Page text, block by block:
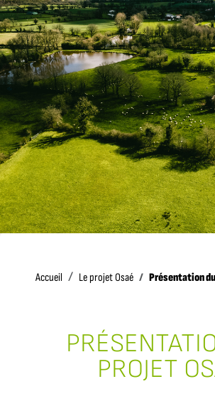
Accueil AccueilLe projet Osaé Présentation
PROJET